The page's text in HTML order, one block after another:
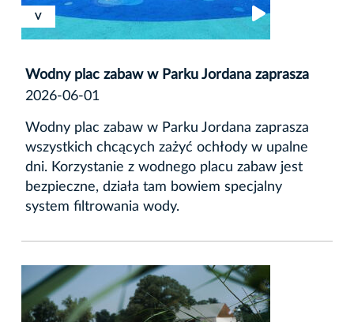
XVIII
XVIII
V
Wodny plac zabaw w Parku Jordana zaprasza
2026-06-01
Wodny plac zabaw w Parku Jordana zaprasza
wszystkich chcących zażyć ochłody w upalne
dni. Korzystanie z wodnego placu zabaw jest
bezpieczne, działa tam bowiem specjalny
system filtrowania wody.